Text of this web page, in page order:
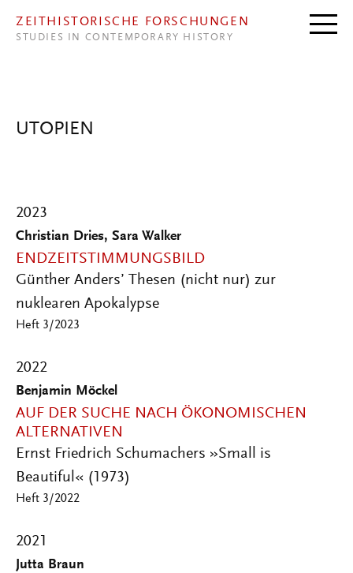
ZEITHISTORISCHE FORSCHUNGEN
STUDIES IN CONTEMPORARY HISTORY
UTOPIEN
2023
Christian Dries, Sara Walker
ENDZEITSTIMMUNGSBILD
Günther Anders’ Thesen (nicht nur) zur
nuklearen Apokalypse
Heft 3/2023
2022
Benjamin Möckel
AUF DER SUCHE NACH ÖKONOMISCHEN
ALTERNATIVEN
Ernst Friedrich Schumachers »Small is
Beautiful« (1973)
Heft 3/2022
2021
Jutta Braun